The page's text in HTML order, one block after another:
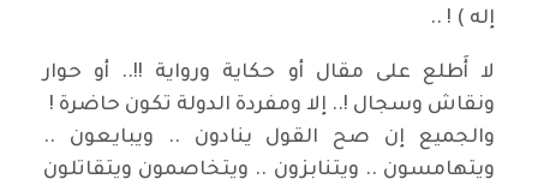
إله ) ! ..
لا أَطلع على مقال أو حكاية ورواية !!.. أو حوار
ونقاش وسجال !.. إلا ومفردة الدولة تكون حاضرة !
والجميع إن صح القول ينادون .. ويبايعون ..
ويتهامسون .. ويتنابزون .. ويتخاصمون ويتقاتلون